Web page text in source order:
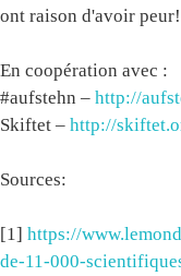
ont raison d'avoir peur!
En coopération avec :
#aufstehn – http://
Skiftet – http://
Sources:
[1] https://
de-11-000-